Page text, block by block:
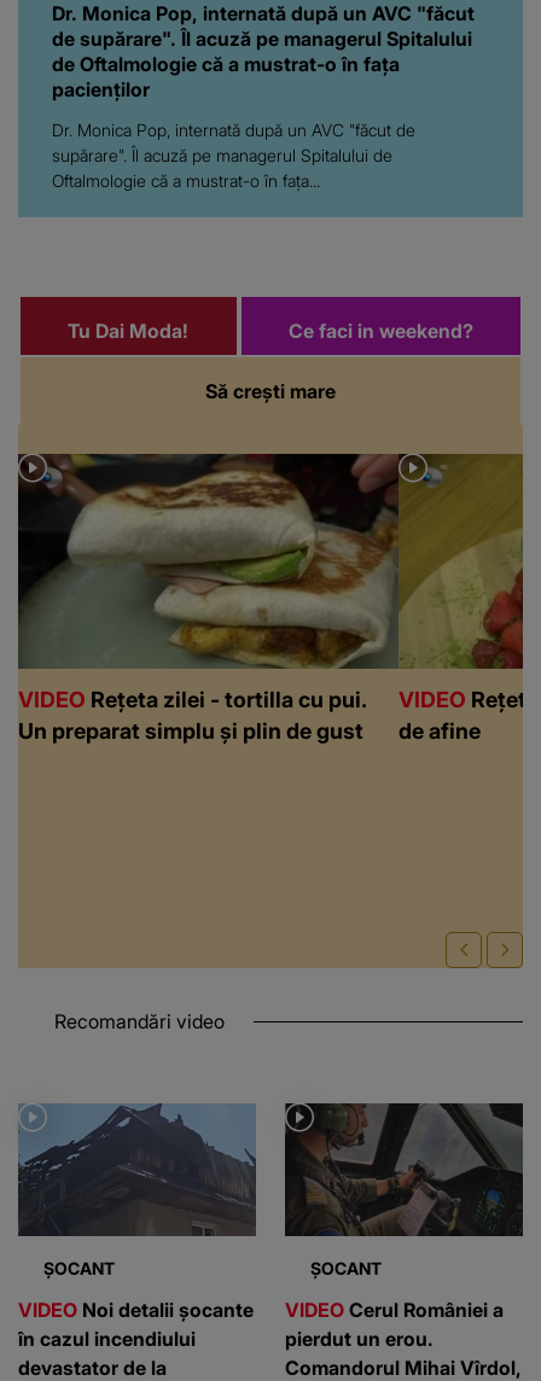
Dr. Monica Pop, internată după un AVC "făcut
de supărare". Îl acuză pe managerul Spitalului
de Oftalmologie că a mustrat-o în fața
pacienților
Dr. Monica Pop, internată după un AVC "făcut de
supărare". Îl acuză pe managerul Spitalului de
Oftalmologie că a mustrat-o în fața...
Să crești mare
Tu Dai Moda! Ce faci in weekend?
VIDEO Rețeta zilei - tortilla cu pui.
Un preparat simplu și plin de gust
VIDEO
de afine
Recomandări video
ȘOCANT
VIDEO Noi detalii șocante
în cazul incendiului
devastator de la
ȘOCANT
VIDEO Cerul României a
pierdut un erou.
Comandorul Mihai Vîrdol,